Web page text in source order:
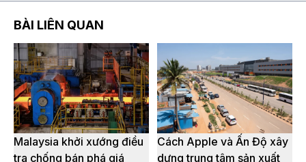
BÀI LIÊN QUAN
Malaysia khởi xướng điều
tra chống bán phá giá
Cách Apple và Ấn Độ xây
dựng trung tâm sản xuất